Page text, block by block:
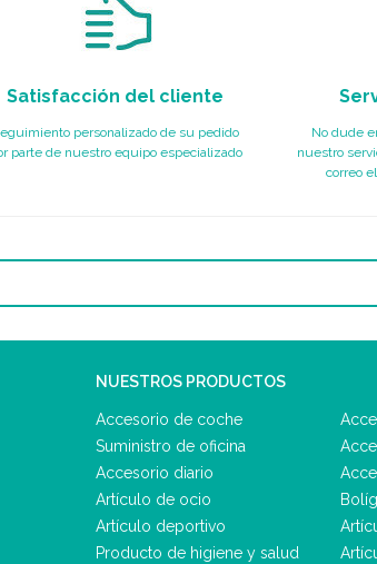
Satisfacción del cliente
personalizado de su pedido
parte de nuestro equipo especializado
No dude
nuestro
correo
NUESTROS PRODUCTOS
Accesorio de coche
Suministro de oficina
Accesorio diario
Artículo de ocio
Artículo deportivo
Producto de higiene y salud